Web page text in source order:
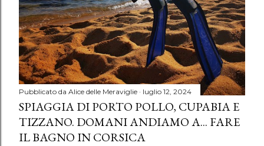
Pubblicato da Alice delle Meraviglie luglio 12, 2024
SPIAGGIA DI PORTO POLLO, CUPABIA E
TIZZANO. DOMANI ANDIAMO A... FARE
IL BAGNO IN CORSICA